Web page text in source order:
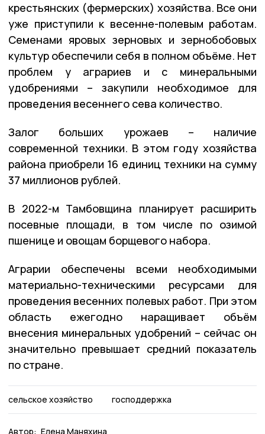
крестьянских (фермерских) хозяйства. Все они
уже приступили к весенне-полевым работам.
Семенами яровых зерновых и зернобобовых
культур обеспечили себя в полном объёме. Нет
проблем у аграриев и с минеральными
удобрениями – закупили необходимое для
проведения весеннего сева количество.
Залог больших урожаев – наличие
современной техники. В этом году хозяйства
района приобрели 16 единиц техники на сумму
37 миллионов рублей.
В 2022-м Тамбовщина планирует расширить
посевные площади, в том числе по озимой
пшенице и овощам борщевого набора.
Аграрии обеспечены всеми необходимыми
материально-техническими ресурсами для
проведения весенних полевых работ. При этом
область ежегодно наращивает объём
внесения минеральных удобрений – сейчас он
значительно превышает средний показатель
по стране.
сельское хозяйство господдержка
Автор: Елена Маняхина